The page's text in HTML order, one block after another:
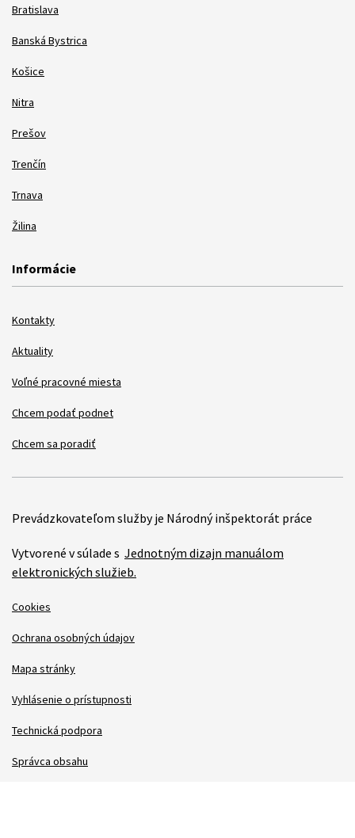
Bratislava
Banská Bystrica
Košice
Nitra
Prešov
Trenčín
Trnava
Žilina
Informácie
Kontakty
Aktuality
Voľné pracovné miesta
Chcem podať podnet
Chcem sa poradiť
Prevádzkovateľom služby je Národný inšpektorát práce
Vytvorené v súlade s Jednotným dizajn manuálom
elektronických služieb.
Cookies
Ochrana osobných údajov
Mapa stránky
Vyhlásenie o prístupnosti
Technická podpora
Správca obsahu